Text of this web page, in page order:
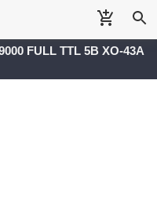
FULL TTL 5В XO-43A